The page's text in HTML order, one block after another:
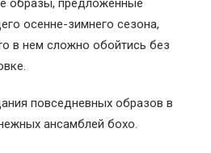
образы, предложенные
осенне-зимнего сезона,
в нем сложно обойтись без
повседневных образов в
ансамблей бохо.